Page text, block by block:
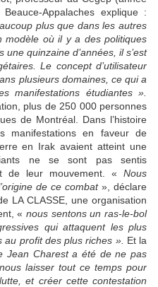
Appalaches explique :
plus que dans les autres
modèle où il y a des politiques
quinzaine d’années, il s’est
Le concept d’utilisateur
plusieurs domaines, ce qui a
manifestations étudiantes ».
plus de 250 000 personnes
de Montréal. Dans l’histoire
manifestations en faveur de
en Irak avaient atteint une
ne se sont pas sentis
de leur mouvement. « Nous
de ce combat », déclare
LA CLASSE, une organisation
« nous sentons un ras-le-bol
qui attaquent les plus
profit des plus riches ». Et la
Jean Charest a été de ne pas
laisser tout ce temps pour
et créer cette contestation